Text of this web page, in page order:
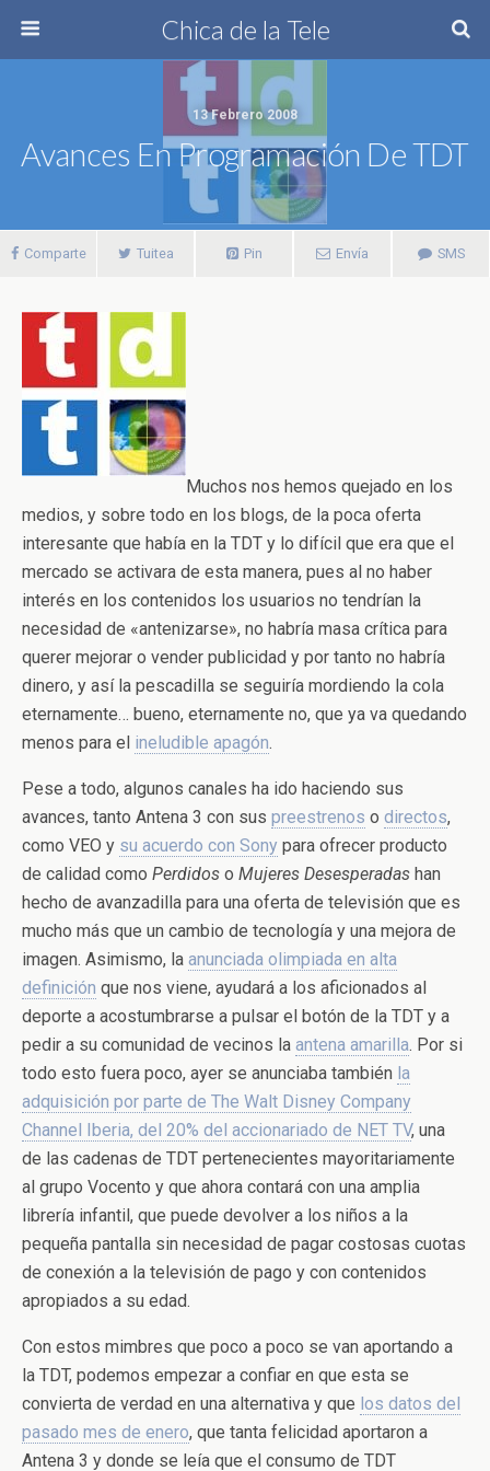
Chica de la Tele
13 Febrero 2008
Avances En Programación De TDT
Comparte Tuitea Pin Envía SMS
Muchos nos hemos quejado en los
medios, y sobre todo en los blogs, de la poca oferta
interesante que había en la TDT y lo difícil que era que el
mercado se activara de esta manera, pues al no haber
interés en los contenidos los usuarios no tendrían la
necesidad de «antenizarse», no habría masa crítica para
querer mejorar o vender publicidad y por tanto no habría
dinero, y así la pescadilla se seguiría mordiendo la cola
eternamente… bueno, eternamente no, que ya va quedando
menos para el ineludible apagón.
Pese a todo, algunos canales ha ido haciendo sus
avances, tanto Antena 3 con sus preestrenos o directos,
como VEO y su acuerdo con Sony para ofrecer producto
de calidad como Perdidos o Mujeres Desesperadas han
hecho de avanzadilla para una oferta de televisión que es
mucho más que un cambio de tecnología y una mejora de
imagen. Asimismo, la anunciada olimpiada en alta
definición que nos viene, ayudará a los aficionados al
deporte a acostumbrarse a pulsar el botón de la TDT y a
pedir a su comunidad de vecinos la antena amarilla. Por si
todo esto fuera poco, ayer se anunciaba también la
adquisición por parte de The Walt Disney Company
Channel Iberia, del 20% del accionariado de NET TV, una
de las cadenas de TDT pertenecientes mayoritariamente
al grupo Vocento y que ahora contará con una amplia
librería infantil, que puede devolver a los niños a la
pequeña pantalla sin necesidad de pagar costosas cuotas
de conexión a la televisión de pago y con contenidos
apropiados a su edad.
Con estos mimbres que poco a poco se van aportando a
la TDT, podemos empezar a confiar en que esta se
convierta de verdad en una alternativa y que los datos del
pasado mes de enero, que tanta felicidad aportaron a
Antena 3 y donde se leía que el consumo de TDT